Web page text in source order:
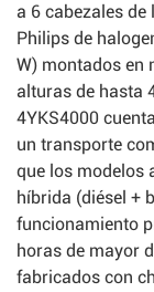
a 6 cabezales
Philips de
W) montados en
alturas de hasta
4YKS4000
un transporte
que los modelos
híbrida (diésel +
funcionamiento
horas de mayor
fabricados con